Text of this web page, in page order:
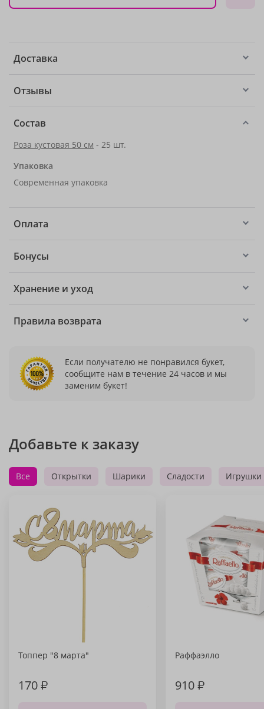
Доставка
Отзывы
Состав
Роза кустовая 50 см - 25 шт.
Упаковка
Современная упаковка
Оплата
Бонусы
Хранение и уход
Правила возврата
Если получателю не понравился букет,
сообщите нам в течение 24 часов и мы
заменим букет!
Добавьте к заказу
Все Открытки Шарики Сладости Игрушки
Топпер "8 марта"
170₽
Раффаэлло
910₽